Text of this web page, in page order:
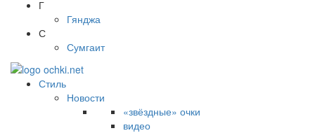
Г
Гянджа
С
Сумгаит
Стиль
Новости
«звёздные» очки
видео